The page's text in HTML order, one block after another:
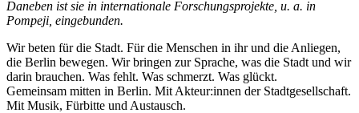
Daneben ist sie in internationale Forschungsprojekte, u. a. in
Pompeji, eingebunden.
Wir beten für die Stadt. Für die Menschen in ihr und die Anliegen,
die Berlin bewegen. Wir bringen zur Sprache, was die Stadt und wir
darin brauchen. Was fehlt. Was schmerzt. Was glückt.
Gemeinsam mitten in Berlin. Mit Akteur:innen der Stadtgesellschaft.
Mit Musik, Fürbitte und Austausch.